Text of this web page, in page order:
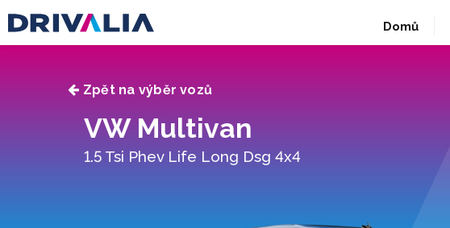
Domů
Zpět na výběr vozů
VW Multivan
1.5 Tsi Phev Life Long Dsg 4x4